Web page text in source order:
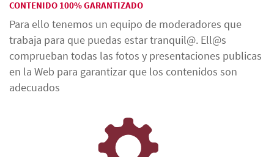
CONTENIDO 100% GARANTIZADO
Para ello tenemos un equipo de moderadores que
trabaja para que puedas estar tranquil@. Ell@s
comprueban todas las fotos y presentaciones publicas
en la Web para garantizar que los contenidos son
adecuados